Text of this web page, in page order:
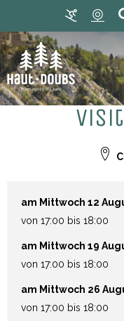
am Mittwoch 12
von 17:00 bis 18:00
am Mittwoch 19
von 17:00 bis 18:00
am Mittwoch 26
von 17:00 bis 18:00